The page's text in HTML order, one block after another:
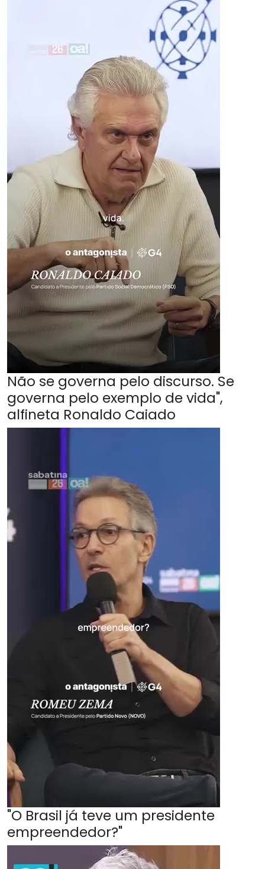
Não se governa pelo discurso. Se
governa pelo exemplo de vida",
alfineta Ronaldo Caiado
"O Brasil já teve um presidente
empreendedor?"